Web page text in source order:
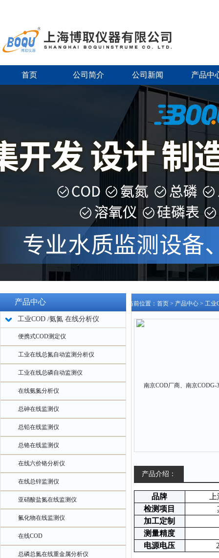
首页 公司简介 公司新闻 产品中
产品中心
工业COD /氨氮 在线分析仪
便携式COD测定仪
工业在线总氮自动监测分析仪
工业在线总磷自动监测仪
在线氨氮分析仪
总砷在线监测仪
总铅在线监测仪
总铬在线监测仪
在线六价铬分析仪
在线总锌监测仪
亚硝酸盐氮在线监测仪
氟化物在线监测仪
在线COD
总磷总氮在线重金属分析仪
当前位置： 首页 > 产品中心 > 工业
产品介绍：
品牌
检测项目
加工定制
测量精度
电源电压